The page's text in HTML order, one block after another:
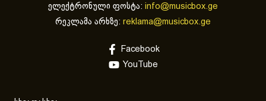
ელექტრონული ფოსტა: info@musicbox.ge
რეკლამა არხზე: reklama@musicbox.ge
Facebook
YouTube